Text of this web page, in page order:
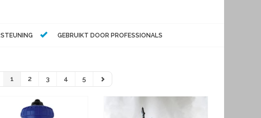
GEBRUIKT DOOR PROFESSIONALS
1 2 3 4 5